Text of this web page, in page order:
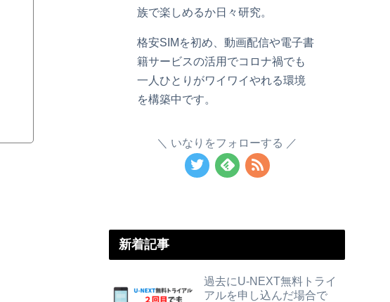
族で楽しめるか日々研究。
格安SIMを初め、動画配信や電子書
籍サービスの活用でコロナ禍でも
一人ひとりがワイワイやれる環境
を構築中です。
いなりをフォローする
新着記事
過去にU-NEXT無料トライ
アルを申し込んだ場合で